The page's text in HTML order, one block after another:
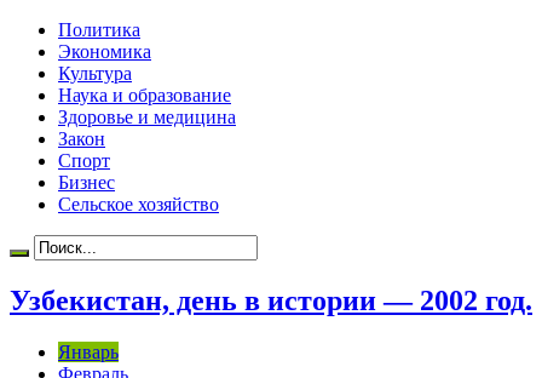
Политика
Экономика
Культура
Наука и образование
Здоровье и медицина
Закон
Спорт
Бизнес
Сельское хозяйство
Узбекистан, день в истории — 2002 год.
Январь
Февраль